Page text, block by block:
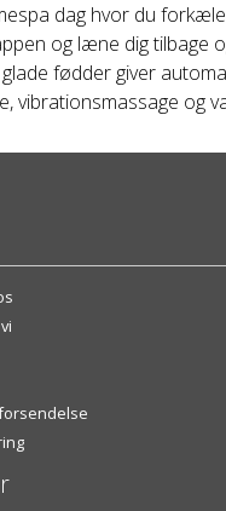
dag hvor du
og læne dig tilbage
fødder giver
vibrationsmassage og